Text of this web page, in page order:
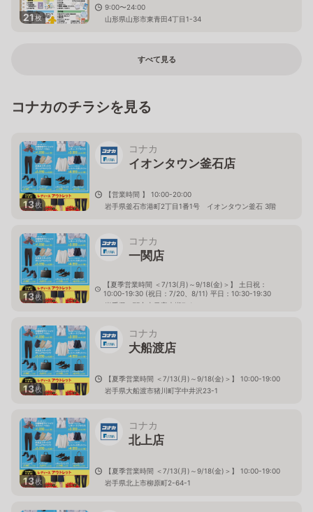
21枚
9:00〜24:00
山形県山形市東青田4丁目1-34
すべて見る
コナカのチラシを見る
13枚
コナカ
イオンタウン釜石店
【営業時間 】 10:00-20:00
岩手県釜石市港町2丁目1番1号 イオンタウン釜石 3階
13枚
コナカ
一関店
【夏季営業時間 ＜7/13(月)～9/18(金)＞】 土日祝：
10:00-19:30 (祝日：7/20、8/11) 平日：10:30-19:30
岩手県一関市山目字大槻7-1
13枚
コナカ
大船渡店
【夏季営業時間 ＜7/13(月)～9/18(金)＞】 10:00-19:00
岩手県大船渡市猪川町字中井沢23-1
13枚
コナカ
北上店
【夏季営業時間 ＜7/13(月)～9/18(金)＞】 10:00-19:00
岩手県北上市柳原町2-64-1